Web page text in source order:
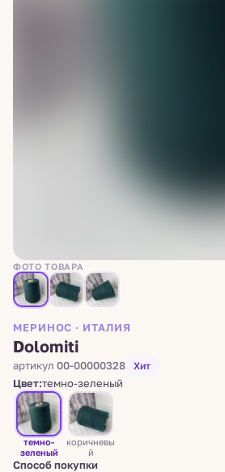
ФОТО ТОВАРА
МЕРИНОС · ИТАЛИЯ
Dolomiti
артикул 00-00000328 Хит
Цвет:темно-зеленый
темно-
зеленый
коричневы
й
Способ покупки